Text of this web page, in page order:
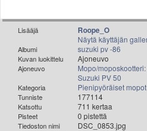
Tampereen sää
Turun sää
Oulun sää
Kuopion sää
Rovaniemen sää
MUUT
VIP-jäsenyys
Paidat ja vaatteet
Lisääjä Roope_O
Näytä käyttäjän
Albumi suzuki pv -86
Kuvan luokittelu Ajoneuvo
Ajoneuvo
Mopo/moposkootteri:
Suzuki PV 50
Kategoria Pienipyöräiset mopot
Tunniste 177114
Katsottu 711 kertaa
Pisteet 0 pistettä
Tiedoston nimi DSC_0853.jpg